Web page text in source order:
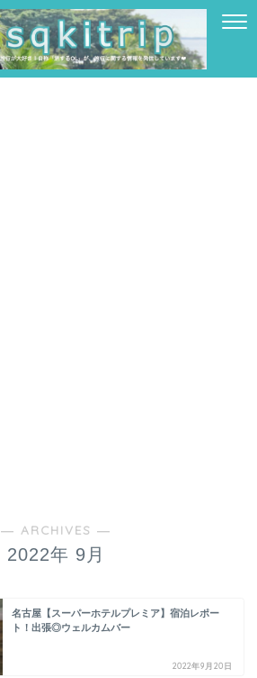
― ARCHIVES ―
2022年 9月
名古屋【スーパーホテルプレミア】宿泊レポー
ト！出張◎ウェルカムバー
2022年9月20日